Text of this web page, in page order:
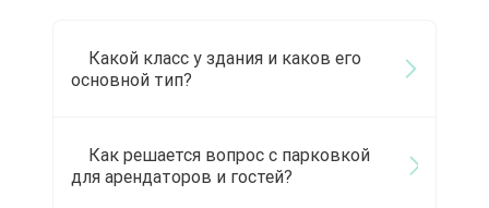
Какой класс у здания и каков его
основной тип?
Как решается вопрос с парковкой
для арендаторов и гостей?